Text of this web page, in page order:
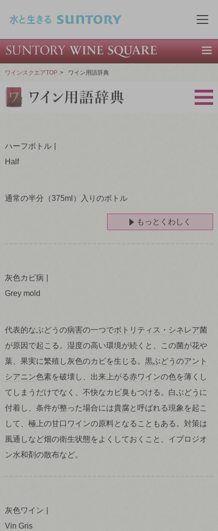
メ
ワインスクエアTOP > ワイン用語辞典
ハーフボトル
Half
通常の半分（375ml）入りのボトル
もっとくわしく
灰色カビ病
Grey mold
代表的なぶどうの病害の一つでボトリティス・シネレア菌
が原因で起こる。湿度の高い環境が続くと、この菌が花や
葉、果実に繁殖し灰色のカビを生じる。 黒ぶどう のアント
シアニン色素を破壊し、出来上がる赤ワインの色を薄くし
てしまうだけでなく、不快なカビ臭もつける。 白ぶどう に
付着し、条件が整った場合には貴腐と呼ばれる現象を起こ
して、極上の甘口ワインの原料となることもある。対策は
風通しなど畑の衛生状態をよくしておくこと、イプロジオ
ン水和剤の散布など。
灰色ワイン
Vin Gris